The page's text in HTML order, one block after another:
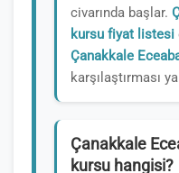
civarında başlar.
kursu fiyat listesi
Çanakkale
karşılaştırması
Çanakkale
kursu hangisi?